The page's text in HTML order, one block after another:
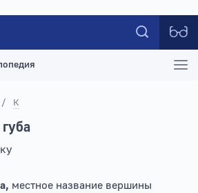
/ К
местное название вершины